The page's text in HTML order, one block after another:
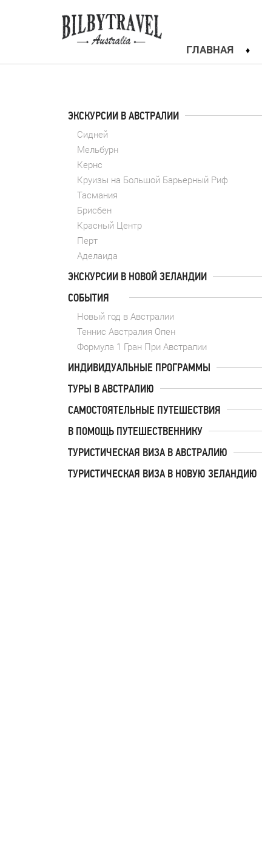
ГЛАВНАЯ
ЭКСКУРСИИ В АВСТРАЛИИ
Сидней
Мельбурн
Кернс
Круизы на Большой Барьерный Риф
Тасмания
Брисбен
Красный Центр
Перт
Аделаида
ЭКСКУРСИИ В НОВОЙ ЗЕЛАНДИИ
СОБЫТИЯ
Новый год в Австралии
Теннис Австралия Опен
Формула 1 Гран При Австралии
ИНДИВИДУАЛЬНЫЕ ПРОГРАММЫ
ТУРЫ В АВСТРАЛИЮ
САМОСТОЯТЕЛЬНЫЕ ПУТЕШЕСТВИЯ
В ПОМОЩЬ ПУТЕШЕСТВЕННИКУ
ТУРИСТИЧЕСКАЯ ВИЗА В АВСТРАЛИЮ
ТУРИСТИЧЕСКАЯ ВИЗА В НОВУЮ ЗЕЛАНДИЮ